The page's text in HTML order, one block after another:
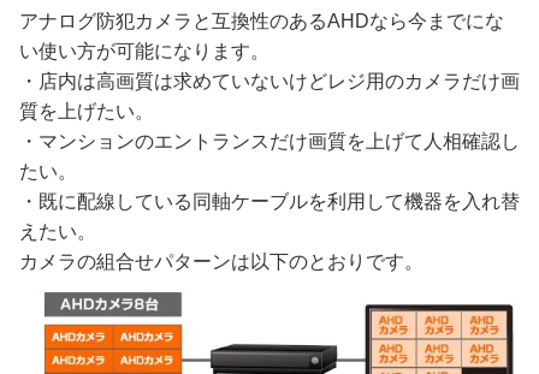
アナログ防犯カメラと互換性のあるAHDなら今までにな
い使い方が可能になります。
・店内は高画質は求めていないけどレジ用のカメラだけ画
質を上げたい。
・マンションのエントランスだけ画質を上げて人相確認し
たい。
・既に配線している同軸ケーブルを利用して機器を入れ替
えたい。
カメラの組合せパターンは以下のとおりです。